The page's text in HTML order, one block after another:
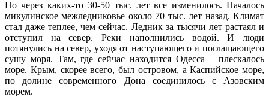
Но через каких-то 30-50 тыс. лет все изменилось. Началось
микулинское межледниковье около 70 тыс. лет назад. Климат
стал даже теплее, чем сейчас. Ледник за тысячи лет растаял и
отступил на север. Реки наполнились водой. И люди
потянулись на север, уходя от наступающего и поглащающего
сушу моря. Там, где сейчас находится Одесса – плескалось
море. Крым, скорее всего, был островом, а Каспийское море,
по долине современного Дона соединилось с Азовским
морем.